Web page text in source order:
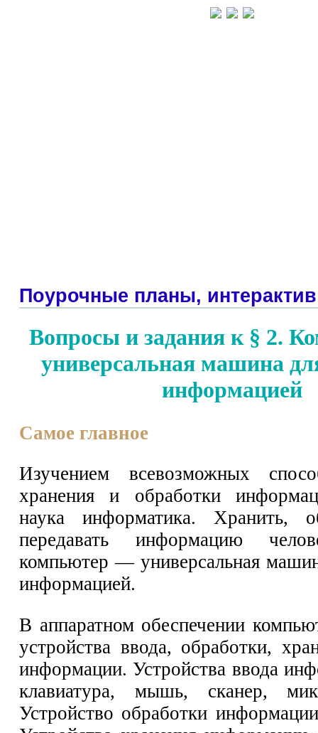
Поурочные планы, интерактив
Вопросы и задания к § 2.
универсальная машина
информацией
Самое главное
Изучением всевозможных
хранения и обработки
наука информатика. Хранить,
передавать информацию
компьютер — универсальная
информацией.
В аппаратном обеспечении
устройства ввода, обработки,
информации. Устройства ввода
клавиатура, мышь, сканер,
Устройство обработки